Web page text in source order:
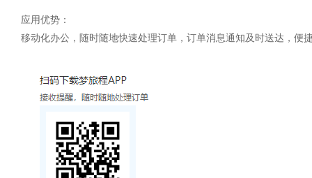
应用优势：
移动化办公，随时随地快速处理订单，订单消息通知及时送达，便